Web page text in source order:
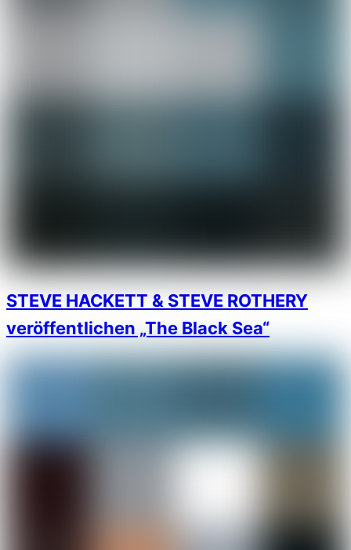
STEVE HACKETT & STEVE ROTHERY
veröffentlichen „The Black Sea“